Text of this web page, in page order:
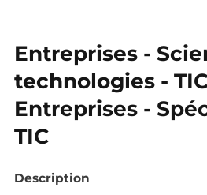
Entreprises -
technologies -
Entreprises -
TIC
Description